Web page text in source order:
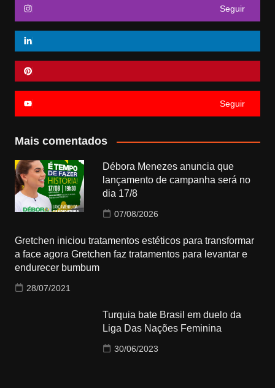
Seguir
Seguir
Mais comentados
Débora Menezes anuncia que
lançamento de campanha será no
dia 17/8
07/08/2026
Gretchen iniciou tratamentos estéticos para transformar
a face agora Gretchen faz tratamentos para levantar e
endurecer bumbum
28/07/2021
Turquia bate Brasil em duelo da
Liga Das Nações Feminina
30/06/2023